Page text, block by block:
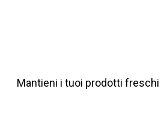
Mantieni i tuoi prodotti